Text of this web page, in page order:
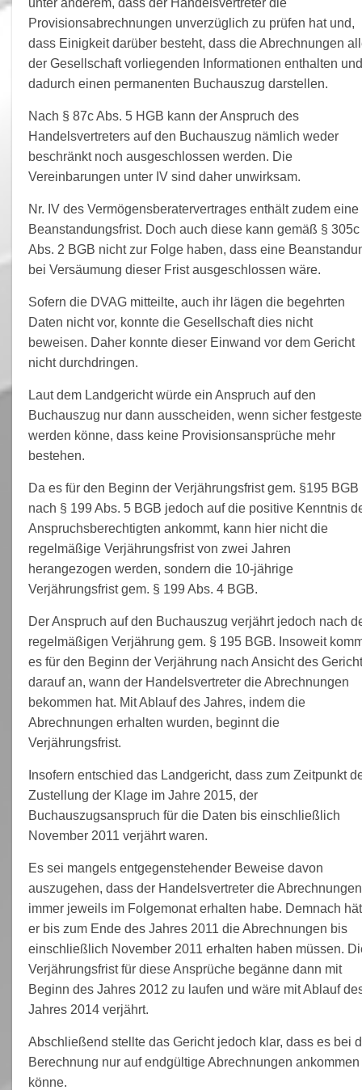
Provisionsabrechnungen unverzüglich zu prüfen hat und,
dass Einigkeit darüber besteht, dass die Abrechnungen
der Gesellschaft vorliegenden Informationen enthalten und
dadurch einen permanenten Buchauszug darstellen.
Nach § 87c Abs. 5 HGB kann der Anspruch des
Handelsvertreters auf den Buchauszug nämlich weder
beschränkt noch ausgeschlossen werden. Die
Vereinbarungen unter IV sind daher unwirksam.
Nr. IV des Vermögensberatervertrages enthält zudem eine
Beanstandungsfrist. Doch auch diese kann gemäß § 305c
Abs. 2 BGB nicht zur Folge haben, dass eine
bei Versäumung dieser Frist ausgeschlossen wäre.
Sofern die DVAG mitteilte, auch ihr lägen die begehrten
Daten nicht vor, konnte die Gesellschaft dies nicht
beweisen. Daher konnte dieser Einwand vor dem Gericht
nicht durchdringen.
Laut dem Landgericht würde ein Anspruch auf den
Buchauszug nur dann ausscheiden, wenn sicher
werden könne, dass keine Provisionsansprüche mehr
bestehen.
Da es für den Beginn der Verjährungsfrist gem. §195 BGB
nach § 199 Abs. 5 BGB jedoch auf die positive Kenntnis
Anspruchsberechtigten ankommt, kann hier nicht die
regelmäßige Verjährungsfrist von zwei Jahren
herangezogen werden, sondern die 10-jährige
Verjährungsfrist gem. § 199 Abs. 4 BGB.
Der Anspruch auf den Buchauszug verjährt jedoch nach
regelmäßigen Verjährung gem. § 195 BGB. Insoweit
es für den Beginn der Verjährung nach Ansicht des
darauf an, wann der Handelsvertreter die Abrechnungen
bekommen hat. Mit Ablauf des Jahres, indem die
Abrechnungen erhalten wurden, beginnt die
Verjährungsfrist.
Insofern entschied das Landgericht, dass zum Zeitpunkt
Zustellung der Klage im Jahre 2015, der
Buchauszugsanspruch für die Daten bis einschließlich
November 2011 verjährt waren.
Es sei mangels entgegenstehender Beweise davon
auszugehen, dass der Handelsvertreter die Abrechnungen
immer jeweils im Folgemonat erhalten habe. Demnach
er bis zum Ende des Jahres 2011 die Abrechnungen bis
einschließlich November 2011 erhalten haben müssen.
Verjährungsfrist für diese Ansprüche begänne dann mit
Beginn des Jahres 2012 zu laufen und wäre mit Ablauf
Jahres 2014 verjährt.
Abschließend stellte das Gericht jedoch klar, dass es bei
Berechnung nur auf endgültige Abrechnungen ankommen
könne.